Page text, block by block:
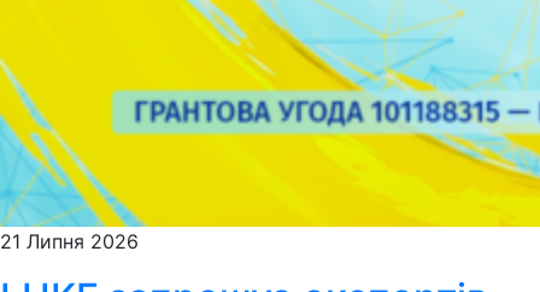
21 Липня 2026